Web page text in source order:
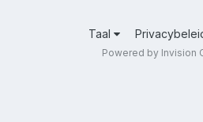
Taal
Powered by Invision